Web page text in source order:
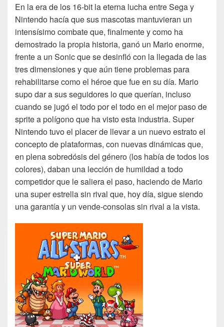
En la era de los 16-bit la eterna lucha entre Sega y
Nintendo hacía que sus mascotas mantuvieran un
intensísimo combate que, finalmente y como ha
demostrado la propia historia, ganó un Mario enorme,
frente a un Sonic que se desinfló con la llegada de las
tres dimensiones y que aún tiene problemas para
rehabilitarse como el héroe que fue en su día. Mario
supo dar a sus seguidores lo que querían, incluso
cuando se jugó el todo por el todo en el mejor paso de
sprite a polígono que ha visto esta industria. Super
Nintendo tuvo el placer de llevar a un nuevo estrato el
concepto de plataformas, con nuevas dinámicas que,
en plena sobredósis del género (los había de todos los
colores), daban una lección de humildad a todo
competidor que le saliera el paso, haciendo de Mario
una super estrella sin rival que, hoy día, sigue siendo
una garantía y un vende-consolas sin rival a la vista.